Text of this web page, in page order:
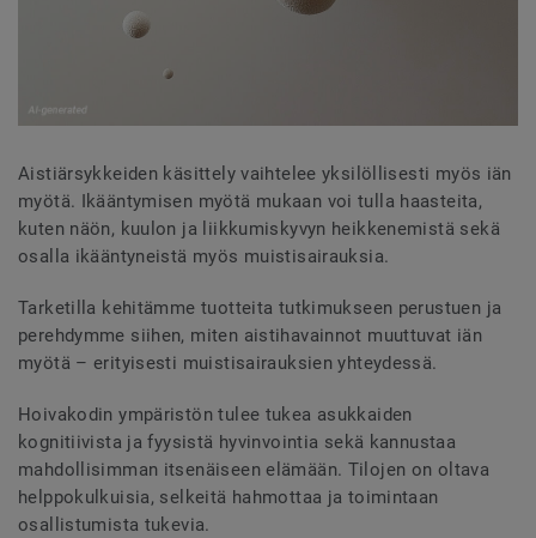
Aistiärsykkeiden käsittely vaihtelee yksilöllisesti myös iän
myötä. Ikääntymisen myötä mukaan voi tulla haasteita,
kuten näön, kuulon ja liikkumiskyvyn heikkenemistä sekä
osalla ikääntyneistä myös muistisairauksia.
Tarketilla kehitämme tuotteita tutkimukseen perustuen ja
perehdymme siihen, miten aistihavainnot muuttuvat iän
myötä – erityisesti muistisairauksien yhteydessä.
Hoivakodin ympäristön tulee tukea asukkaiden
kognitiivista ja fyysistä hyvinvointia sekä kannustaa
mahdollisimman itsenäiseen elämään. Tilojen on oltava
helppokulkuisia, selkeitä hahmottaa ja toimintaan
osallistumista tukevia.